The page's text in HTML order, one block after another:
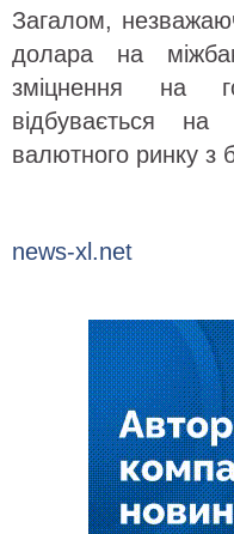
Загалом,
долара на
зміцнення на
відбувається на
валютного ринку з
news-xl.net